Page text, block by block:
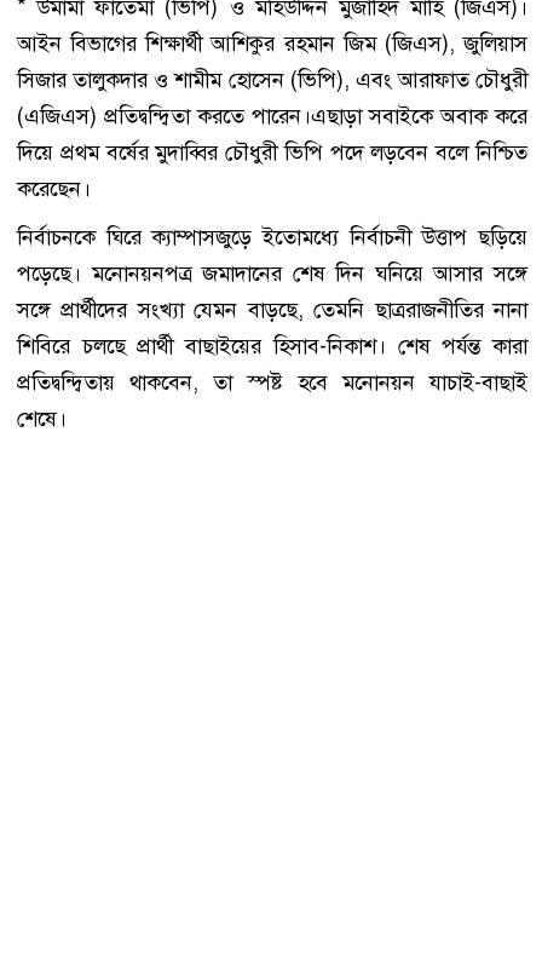
* উমামা ফাতেমা (ভিপি) ও মহিউদ্দিন মুজাহিদ মাহি (জিএস)।
আইন বিভাগের শিক্ষার্থী আশিকুর রহমান জিম (জিএস), জুলিয়াস
সিজার তালুকদার ও শামীম হোসেন (ভিপি), এবং আরাফাত চৌধুরী
(এজিএস) প্রতিদ্বন্দ্বিতা করতে পারেন।এছাড়া সবাইকে অবাক করে
দিয়ে প্রথম বর্ষের মুদাব্বির চৌধুরী ভিপি পদে লড়বেন বলে নিশ্চিত
করেছেন।
নির্বাচনকে ঘিরে ক্যাম্পাসজুড়ে ইতোমধ্যে নির্বাচনী উত্তাপ ছড়িয়ে
পড়েছে। মনোনয়নপত্র জমাদানের শেষ দিন ঘনিয়ে আসার সঙ্গে
সঙ্গে প্রার্থীদের সংখ্যা যেমন বাড়ছে, তেমনি ছাত্ররাজনীতির নানা
শিবিরে চলছে প্রার্থী বাছাইয়ের হিসাব-নিকাশ। শেষ পর্যন্ত কারা
প্রতিদ্বন্দ্বিতায় থাকবেন, তা স্পষ্ট হবে মনোনয়ন যাচাই-বাছাই
শেষে।